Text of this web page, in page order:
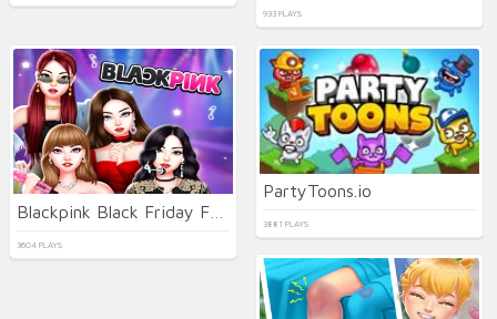
933 PLAYS
3604 PLAYS
PartyToons.io
3881 PLAYS